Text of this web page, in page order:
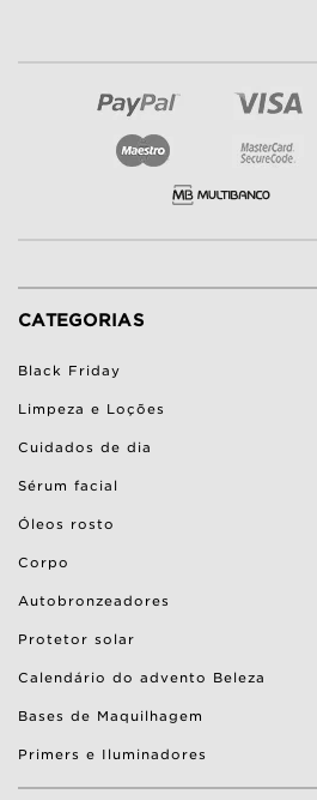
CATEGORIAS
Black Friday
Limpeza e Loções
Cuidados de dia
Sérum facial
Óleos rosto
Corpo
Autobronzeadores
Protetor solar
Calendário do advento Beleza
Bases de Maquilhagem
Primers e Iluminadores